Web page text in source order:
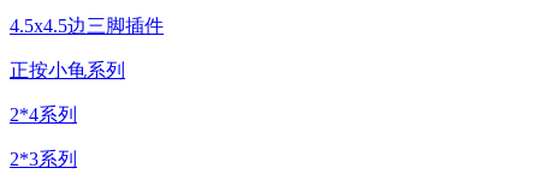
4.5x4.5边三脚插件
正按小龟系列
2*4系列
2*3系列